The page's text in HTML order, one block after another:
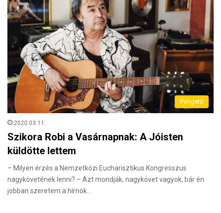
Pengető
2020.03.11.
Szikora Robi a Vasárnapnak: A Jóisten
küldötte lettem
– Milyen érzés a Nemzetközi Eucharisztikus Kongresszus
nagykövetének lenni? – Azt mondják, nagykövet vagyok, bár én
jobban szeretem a hírnök…